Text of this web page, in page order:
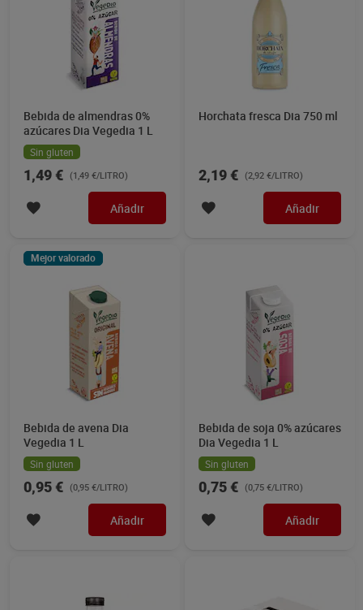
Bebida de almendras 0%
azúcares Dia Vegedia 1 L
Sin gluten
1,49 € (1,49 €/LITRO)
Añadir
Horchata fresca Dia 750 ml
2,19 € (2,92 €/LITRO)
Añadir
Mejor valorado
Bebida de avena Dia
Vegedia 1 L
Sin gluten
0,95 € (0,95 €/LITRO)
Añadir
Bebida de soja 0% azúcares
Dia Vegedia 1 L
Sin gluten
0,75 € (0,75 €/LITRO)
Añadir